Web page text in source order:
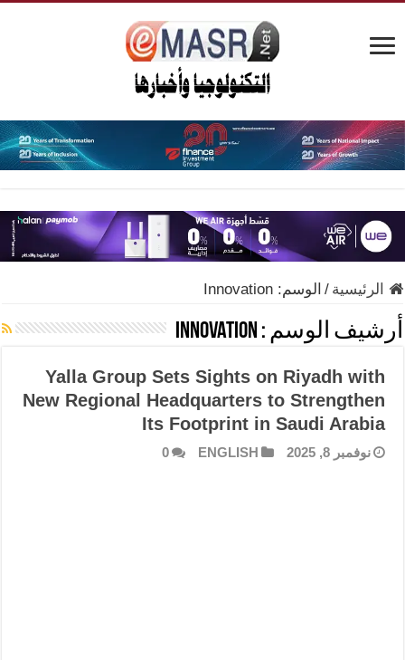
الرئيسية / الوسم:Innovation
أرشيف الوسم : Innovation
Yalla Group Sets Sights on Riyadh with
New Regional Headquarters to Strengthen
Its Footprint in Saudi Arabia
نوفمبر 8, 2025 ENGLISH
0